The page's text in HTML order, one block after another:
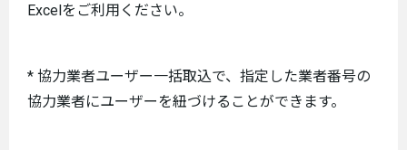
Excelをご利用ください。
* 協力業者ユーザー一括取込で、指定した業者番号の
協力業者にユーザーを紐づけることができます。